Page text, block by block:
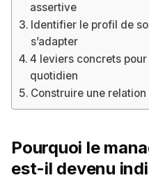
assertive
Identifier le profil de
s’adapter
4 leviers concrets
quotidien
Construire une
Pourquoi le
est-il devenu